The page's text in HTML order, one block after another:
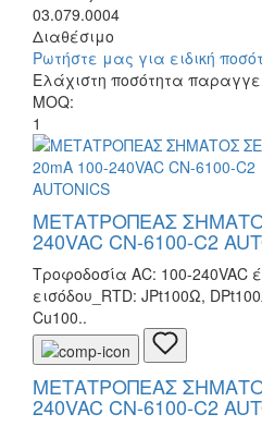
03.079.0004
Διαθέσιμο
Ρωτήστε μας για ειδική
Ελάχιστη ποσότητα
MOQ:
1
ΜΕΤΑΤΡΟΠΕΑΣ
240VAC CN-6100-C2
Τροφοδοσία AC: 100-240VAC
εισόδου_RTD: JPt100Ω,
Cu100..
ΜΕΤΑΤΡΟΠΕΑΣ
240VAC CN-6100-C2